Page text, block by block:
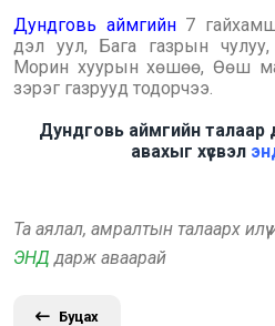
Дундговь аймгийн7
дэл уул, Бага газрын
Морин хуурын хөшөө, Өөш
зэрэг газрууд тодорчээ.
Дундговь аймгийн талаар
авахыг хүсвэл
Та аялал, амралтын талаарх
ЭНД дарж аваарай
Буцах